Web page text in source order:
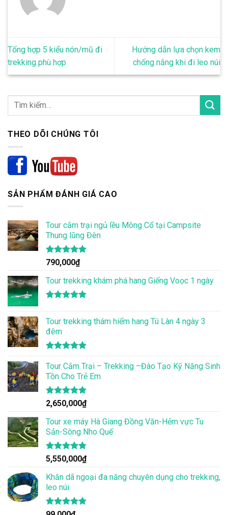
Tổng hợp 5 kiểu nón/mũ đi
trekking phù hợp
Hướng dẫn lựa chọn kem
chống nắng khi đi leo núi
THEO DÕI CHÚNG TÔI
SẢN PHẨM ĐÁNH GIÁ CAO
Tour cắm trại ngủ lều Mông Cổ tại Campsite
Thung lũng Đèn
Được xếp
hạng
5.00
5 sao
790,000₫
Tour trekking khám phá hang Giếng Voọc 1 ngày
5 sao
Tour trekking thám hiểm hang Tú Làn 4 ngày 3
đêm
hạng4.86
5 sao
Tour Cắm Trại – Trekking –Đào Tạo Kỹ Năng Sinh
Tồn Cho Trẻ Em
Được xếp
hạng 4.86
5 sao
2,650,000₫
Tour xe máy Hà Giang Đồng Văn-Hẻm vực Tu
Sản-Sông Nho Quế
Được xếp
hạng 4.83
5 sao
5,550,000₫
Khăn dã ngoại đa năng chuyên dụng cho trekking,
leo núi
Được xếp